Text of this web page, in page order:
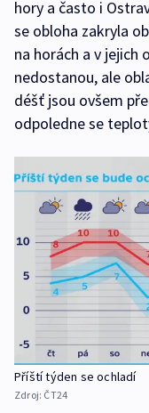
hory a často i
se obloha zakryla
na horách a v jejich
nedostanou, ale
déšť jsou ovšem
odpoledne se
Příští týden se ochladí
Zdroj: ČT24